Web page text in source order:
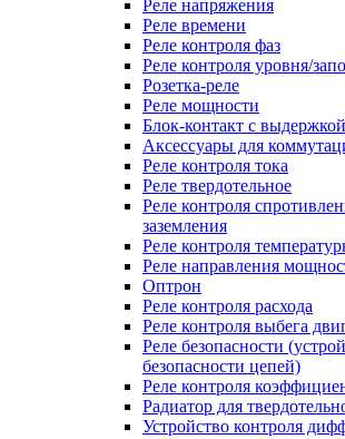
Реле напряжения
Реле времени
Реле контроля фаз
Реле контроля уровня/
Розетка-реле
Реле мощности
Блок-контакт с
Аксессуары для
Реле контроля тока
Реле твердотельное
Реле контроля
заземления
Реле контроля
Реле направления
Оптрон
Реле контроля расхода
Реле контроля выбега
Реле безопасности
безопасности цепей)
Реле контроля
Радиатор для
Устройство контроля